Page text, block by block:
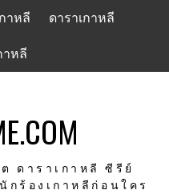
าหลี ดาราเกาหลี
าหลี
ดาราเกาหลี ซีรีย์
กร้องเกาหลีก่อนใคร